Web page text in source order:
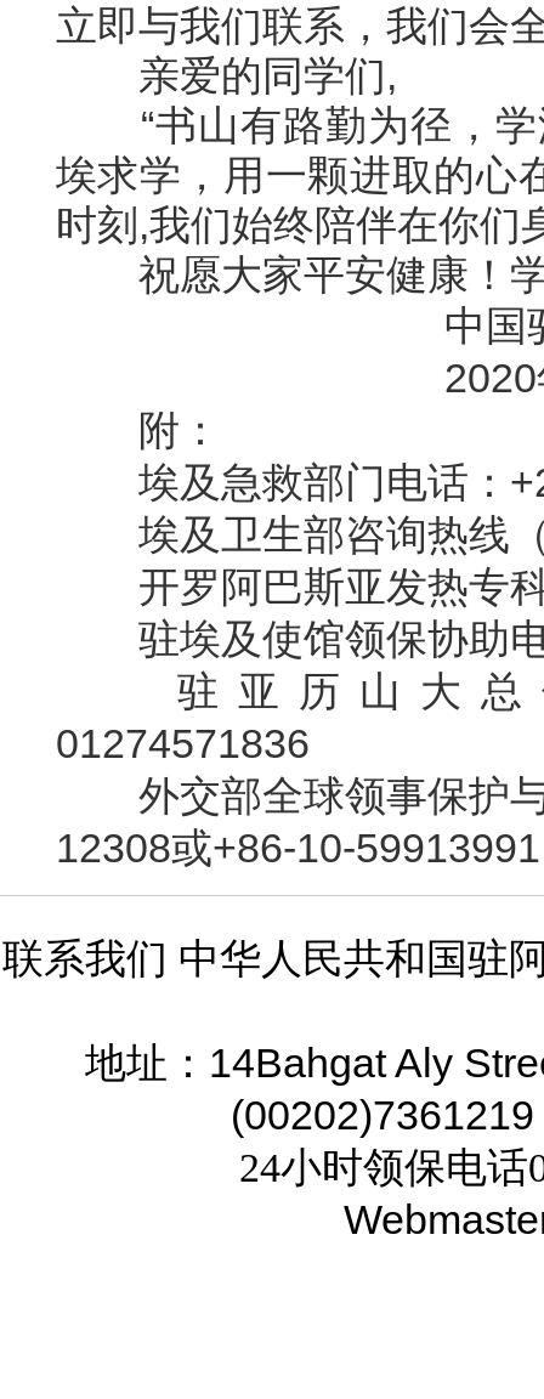
立即与我们联系，我们会
亲爱的同学们,
“书山有路勤为径，
埃求学，用一颗进取的心
时刻,我们始终陪伴在你们
祝愿大家平安健康！
中国驻埃
2020年3
附：
埃及急救部门电话：
埃及卫生部咨询热线
开罗阿巴斯亚发热专
驻埃及使馆领保协助
驻亚历山大
01274571836
外交部全球领事保护
12308或+86-10-59913991
联系我们 中华人民共和国驻
地址： 14Bahgat Aly
(00202)7361219
24小时领保电话